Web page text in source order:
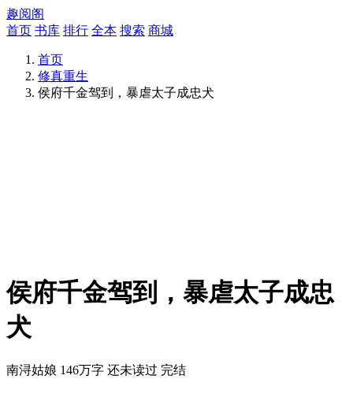
趣阅阁
首页 书库 排行 全本 搜索 商城
首页
修真重生
侯府千金驾到，暴虐太子成忠犬
侯府千金驾到，暴虐太子成忠
犬
南浔姑娘 146万字 还未读过 完结